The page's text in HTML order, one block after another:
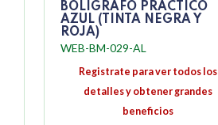
BOLIGRAFO PRACTICO
AZUL (TINTA NEGRA Y
ROJA)
WEB-BM-029-AL
Registrate para ver todos los
detalles y obtener grandes
beneficios